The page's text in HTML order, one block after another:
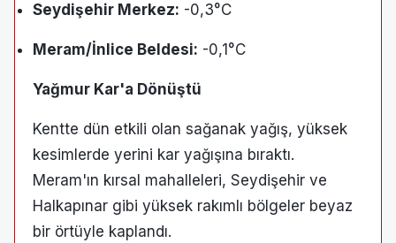
Seydişehir Merkez: -0,3°C
Meram/İnlice Beldesi: -0,1°C
Yağmur Kar'a Dönüştü
Kentte dün etkili olan sağanak yağış, yüksek
kesimlerde yerini kar yağışına bıraktı.
Meram'ın kırsal mahalleleri, Seydişehir ve
Halkapınar gibi yüksek rakımlı bölgeler beyaz
bir örtüyle kaplandı.